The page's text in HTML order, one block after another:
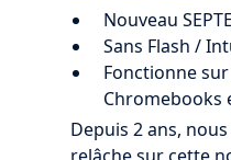
Nouveau
Sans Flash /
Fonctionne
Chromebooks
Depuis 2 ans,